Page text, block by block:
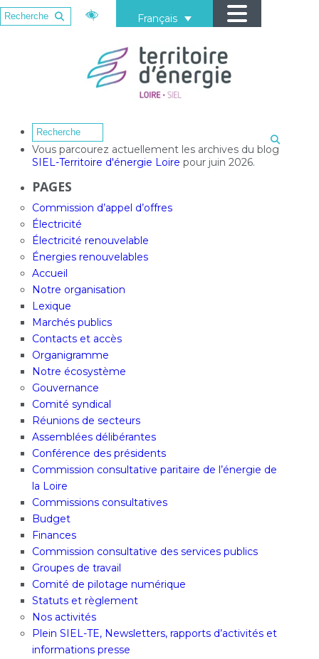
Français
Vous parcourez actuellement les archives du blog
SIEL-Territoire d'énergie Loire pour juin 2026.
PAGES
Commission d’appel d’offres
Électricité
Électricité renouvelable
Énergies renouvelables
Accueil
Notre organisation
Lexique
Marchés publics
Contacts et accès
Organigramme
Notre écosystème
Gouvernance
Comité syndical
Réunions de secteurs
Assemblées délibérantes
Conférence des présidents
Commission consultative paritaire de l’énergie de
la Loire
Commissions consultatives
Budget
Finances
Commission consultative des services publics
Groupes de travail
Comité de pilotage numérique
Statuts et règlement
Nos activités
Plein SIEL-TE, Newsletters, rapports d’activités et
informations presse